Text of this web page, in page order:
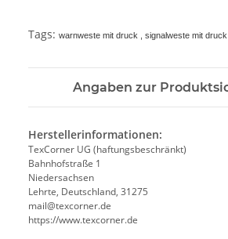
Tags: warnweste mit druck , signalweste mit druck
Angaben zur
Herstellerinformationen:
TexCorner UG (haftungsbeschränkt)
Bahnhofstraße 1
Niedersachsen
Lehrte, Deutschland, 31275
mail@texcorner.de
https://www.texcorner.de